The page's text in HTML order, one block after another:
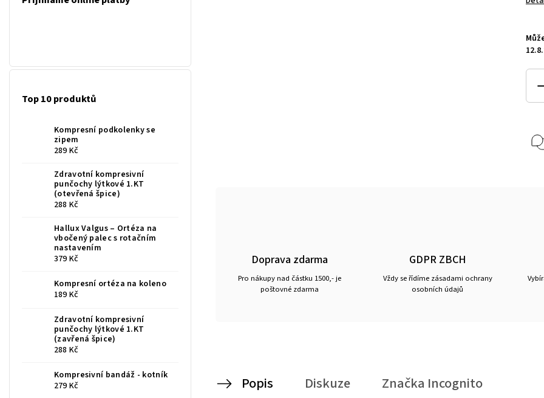
Top 10 produktů
Kompresní podkolenky se
zipem
289 Kč
Zdravotní kompresivní
punčochy lýtkové 1.KT
(otevřená špice)
288 Kč
Hallux Valgus – Ortéza na
vbočený palec s rotačním
nastavením
379 Kč
Kompresní ortéza na koleno
189 Kč
Zdravotní kompresivní
punčochy lýtkové 1.KT
(zavřená špice)
288 Kč
Kompresivní bandáž - kotník
279 Kč
Doprava zdarma
Pro nákupy nad částku 1500,- je
poštovné zdarma
GDPR ZBCH
Vždy se řídíme zásadami ochrany
osobních údajů
Popis Diskuze Značka Incognito